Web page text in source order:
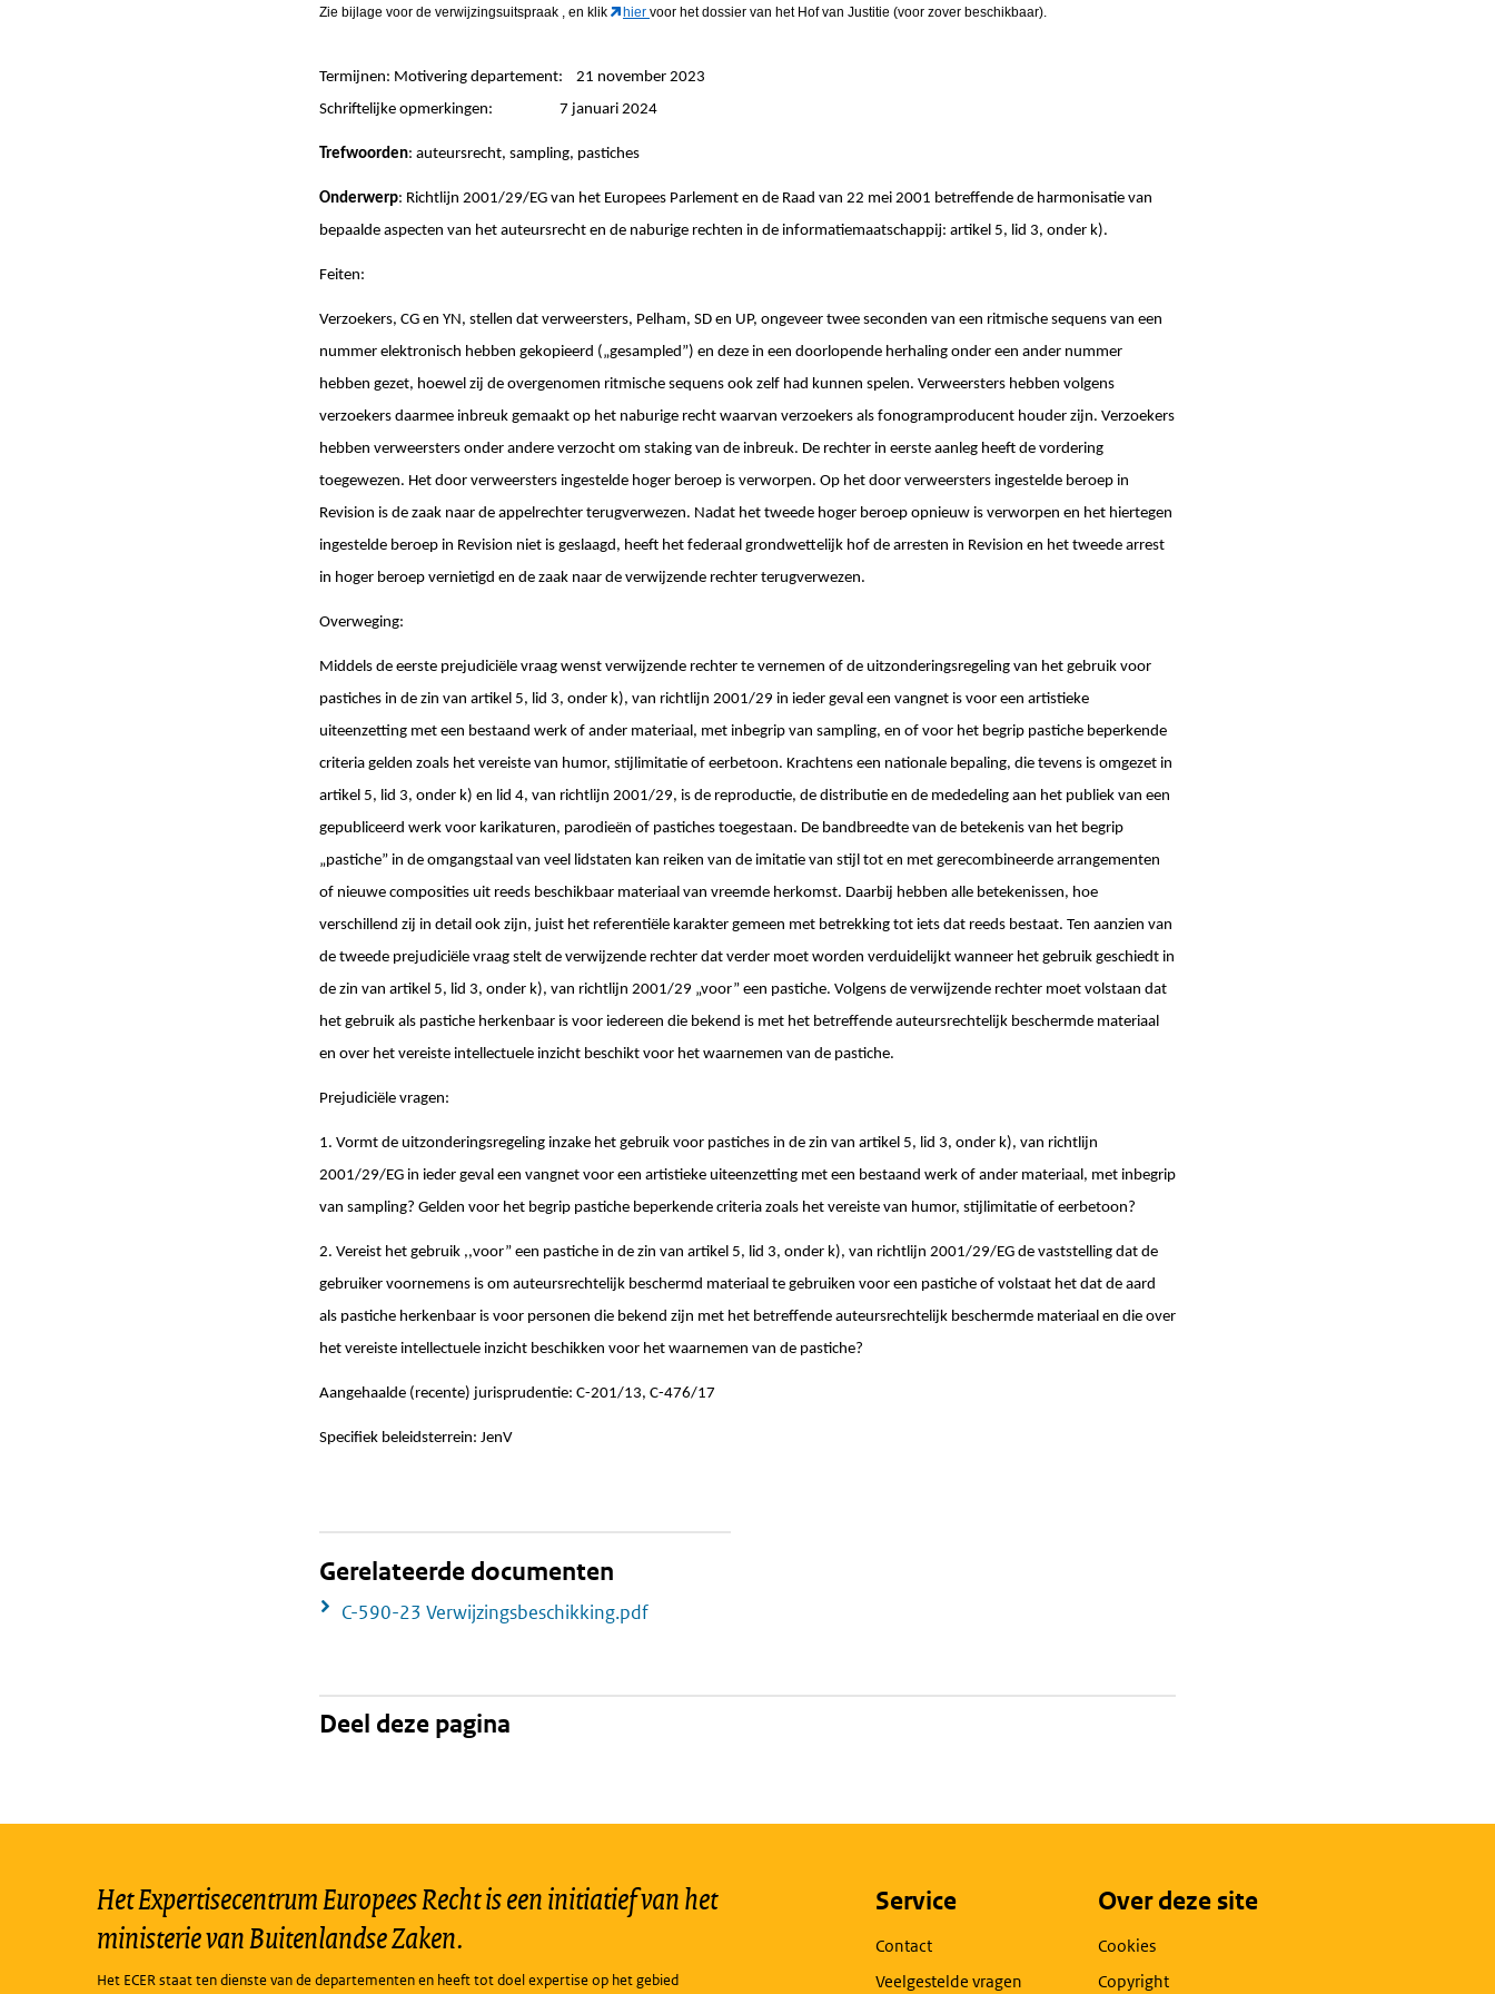
Zie bijlage voor de verwijzingsuitspraak , en klik hier voor het dossier van het Hof van Justitie (voor zover beschikbaar).
Termijnen: Motivering departement: 21 november 2023
Schriftelijke opmerkingen: 7 januari 2024
Trefwoorden: auteursrecht, sampling, pastiches
Onderwerp: Richtlĳn 2001/29/EG van het Europees Parlement en de Raad van 22 mei 2001 betreffende de harmonisatie van
bepaalde aspecten van het auteursrecht en de naburige rechten in de informatiemaatschappĳ: artikel 5, lid 3, onder k).
Feiten:
Verzoekers, CG en YN, stellen dat verweersters, Pelham, SD en UP, ongeveer twee seconden van een ritmische sequens van een
nummer elektronisch hebben gekopieerd („gesampled”) en deze in een doorlopende herhaling onder een ander nummer
hebben gezet, hoewel zij de overgenomen ritmische sequens ook zelf had kunnen spelen. Verweersters hebben volgens
verzoekers daarmee inbreuk gemaakt op het naburige recht waarvan verzoekers als fonogramproducent houder zijn. Verzoekers
hebben verweersters onder andere verzocht om staking van de inbreuk. De rechter in eerste aanleg heeft de vordering
toegewezen. Het door verweersters ingestelde hoger beroep is verworpen. Op het door verweersters ingestelde beroep in
Revision is de zaak naar de appelrechter terugverwezen. Nadat het tweede hoger beroep opnieuw is verworpen en het hiertegen
ingestelde beroep in Revision niet is geslaagd, heeft het federaal grondwettelijk hof de arresten in Revision en het tweede arrest
in hoger beroep vernietigd en de zaak naar de verwijzende rechter terugverwezen.
Overweging:
Middels de eerste prejudiciële vraag wenst verwijzende rechter te vernemen of de uitzonderingsregeling van het gebruik voor
pastiches in de zin van artikel 5, lid 3, onder k), van richtlijn 2001/29 in ieder geval een vangnet is voor een artistieke
uiteenzetting met een bestaand werk of ander materiaal, met inbegrip van sampling, en of voor het begrip pastiche beperkende
criteria gelden zoals het vereiste van humor, stijlimitatie of eerbetoon. Krachtens een nationale bepaling, die tevens is omgezet in
artikel 5, lid 3, onder k) en lid 4, van richtlijn 2001/29, is de reproductie, de distributie en de mededeling aan het publiek van een
gepubliceerd werk voor karikaturen, parodieën of pastiches toegestaan. De bandbreedte van de betekenis van het begrip
„pastiche” in de omgangstaal van veel lidstaten kan reiken van de imitatie van stijl tot en met gerecombineerde arrangementen
of nieuwe composities uit reeds beschikbaar materiaal van vreemde herkomst. Daarbij hebben alle betekenissen, hoe
verschillend zij in detail ook zijn, juist het referentiële karakter gemeen met betrekking tot iets dat reeds bestaat. Ten aanzien van
de tweede prejudiciële vraag stelt de verwijzende rechter dat verder moet worden verduidelijkt wanneer het gebruik geschiedt in
de zin van artikel 5, lid 3, onder k), van richtlijn 2001/29 „voor” een pastiche. Volgens de verwijzende rechter moet volstaan dat
het gebruik als pastiche herkenbaar is voor iedereen die bekend is met het betreffende auteursrechtelijk beschermde materiaal
en over het vereiste intellectuele inzicht beschikt voor het waarnemen van de pastiche.
Prejudiciële vragen:
1. Vormt de uitzonderingsregeling inzake het gebruik voor pastiches in de zin van artikel 5, lid 3, onder k), van richtlijn
2001/29/EG in ieder geval een vangnet voor een artistieke uiteenzetting met een bestaand werk of ander materiaal, met inbegrip
van sampling? Gelden voor het begrip pastiche beperkende criteria zoals het vereiste van humor, stijlimitatie of eerbetoon?
2. Vereist het gebruik ,,voor” een pastiche in de zin van artikel 5, lid 3, onder k), van richtlijn 2001/29/EG de vaststelling dat de
gebruiker voornemens is om auteursrechtelijk beschermd materiaal te gebruiken voor een pastiche of volstaat het dat de aard
als pastiche herkenbaar is voor personen die bekend zijn met het betreffende auteursrechtelijk beschermde materiaal en die over
het vereiste intellectuele inzicht beschikken voor het waarnemen van de pastiche?
Aangehaalde (recente) jurisprudentie: C-201/13, C-476/17
Specifiek beleidsterrein: JenV
Gerelateerde documenten
C-590-23 Verwijzingsbeschikking.pdf
Deel deze pagina
Het Expertisecentrum Europees Recht is een initiatief van het
ministerie van Buitenlandse Zaken.
Het ECER staat ten dienste van de departementen en heeft tot doel expertise op het gebied
Service
Contact
Veelgestelde vragen
Over deze site
Cookies
Copyright